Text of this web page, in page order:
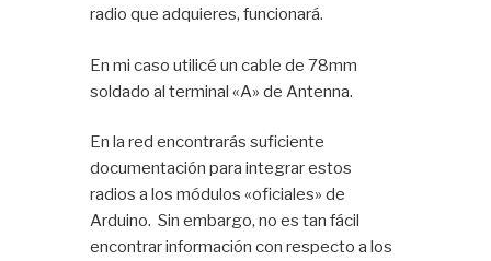
radio que adquieres, funcionará.
En mi caso utilicé un cable de 78mm
soldado al terminal «A» de Antenna.
En la red encontrarás suficiente
documentación para integrar estos
radios a los módulos «oficiales» de
Arduino. Sin embargo, no es tan fácil
encontrar información con respecto a los